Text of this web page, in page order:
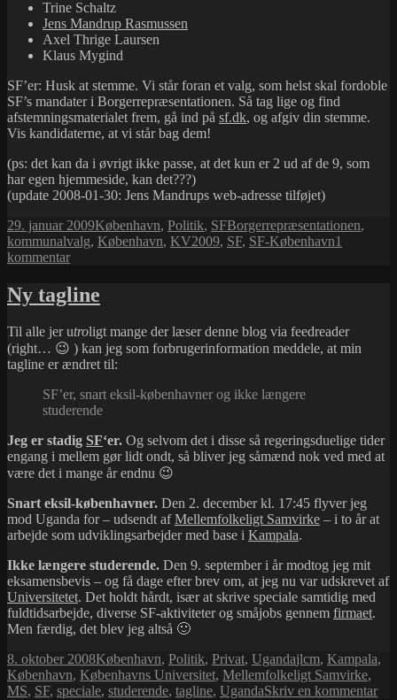
Trine Schaltz
Jens Mandrup Rasmussen
Axel Thrige Laursen
Klaus Mygind
SF’er: Husk at stemme. Vi står foran et valg, som helst skal fordoble
SF’s mandater i Borgerrepræsentationen. Så tag lige og find
afstemningsmaterialet frem, gå ind på sf.dk, og afgiv din stemme.
Vis kandidaterne, at vi står bag dem!
(ps: det kan da i øvrigt ikke passe, at det kun er 2 ud af de 9, som
har egen hjemmeside, kan det???)
(update 2008-01-30: Jens Mandrups web-adresse tilføjet)
Udgivet
i
29. januar 2009Kategorier
København, Politik, SFTags
Borgerrepræsentationen,
kommunalvalg, København, KV2009, SF, SF-København1
kommentartil
2009
Ny tagline
Til alle jer utroligt mange der læser denne blog via feedreader
(right… 😉 ) kan jeg som forbrugerinformation meddele, at min
tagline er ændret til:
SF’er, snart eksil-københavner og ikke længere
studerende
Jeg er stadig SF‘er. Og selvom det i disse så regeringsduelige tider
engang i mellem gør lidt ondt, så bliver jeg såmænd nok ved med at
være det i mange år endnu 😉
Snart eksil-københavner. Den 2. december kl. 17:45 flyver jeg
mod Uganda for – udsendt afMellemfolkeligt Samvirke – i to år at
arbejde som udviklingsarbejder med base i Kampala.
Ikke længere studerende. Den 9. september i år modtog jeg mit
eksamensbevis – og få dage efter brev om, at jeg nu var udskrevet af
Universitetet. Det holdt hårdt, især at skrive speciale samtidig med
fuldtidsarbejde, diverse SF-aktiviteter og småjobs gennem firmaet.
Men færdig, det blev jeg altså 🙂
Udgivet
i
8. oktober 2008Kategorier
København, Politik, Privat, UgandaTags
jlcm, Kampala,
København, Københavns Universitet, Mellemfolkeligt Samvirke,
MS, SF, speciale, studerende, tagline, UgandaSkriv en kommentartil